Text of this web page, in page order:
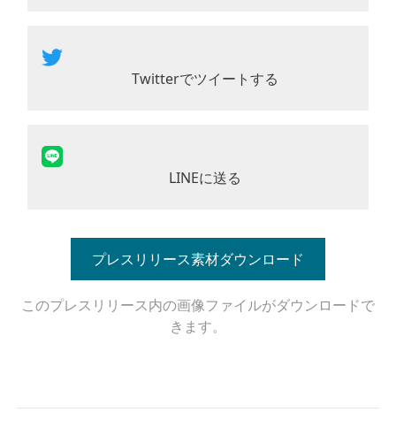
Twitterでツイートする
LINEに送る
プレスリリース素材ダウンロード
このプレスリリース内の画像ファイルがダウンロードで
きます。